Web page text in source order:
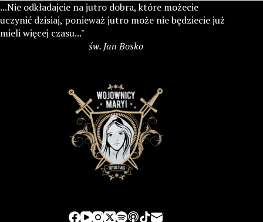
...Nie odkładajcie na jutro dobra, które możecie
uczynić dzisiaj, ponieważ jutro może nie będziecie już
mieli więcej czasu..."
św. Jan Bosko